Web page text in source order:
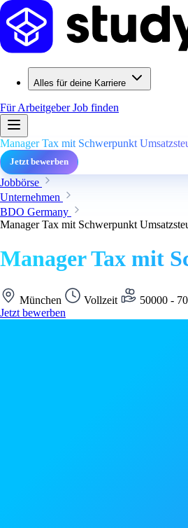
Alles für deine Karriere
Für ArbeitgeberJob finden
Manager Tax mit Schwerpunkt
Jetzt bewerben
Jobbörse
Unternehmen
BDO Germany
Manager Tax mit Schwerpunkt
Manager Tax mit
München Vollzeit 50000 -
Jetzt bewerben